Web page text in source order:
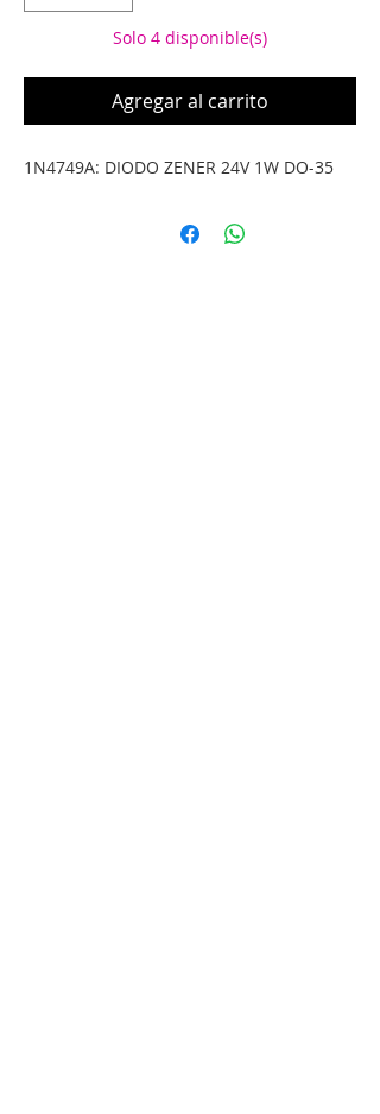
Solo 4 disponible(s)
Agregar al carrito
1N4749A: DIODO ZENER 24V 1W DO-35